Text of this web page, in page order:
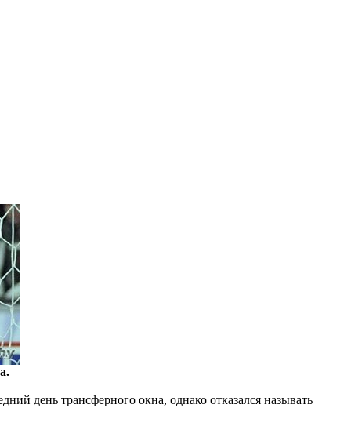
день трансферного окна, однако отказался называть